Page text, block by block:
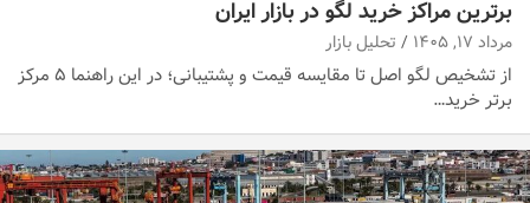
برترین مراکز خرید لگو در بازار ایران
مرداد ۱۷, ۱۴۰۵ تحلیل بازار
از تشخیص لگو اصل تا مقایسه قیمت و پشتیبانی؛ در این راهنما ۵ مرکز
برتر خرید…